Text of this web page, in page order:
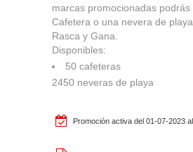
marcas promocionadas podrás
Cafetera o una nevera de
Rasca y Gana.
Disponibles:
50 cafeteras
2450 neveras de playa
Promoción activa del 01-07-2023
menos visitadas, y cómo los
Toda la información que recogen
agregada y, por lo tanto, es anónima.
Cookies Utilizadas:
_ga, _gat, _gatUA, _gid, _dc_gtm_UA
Las cookies indicadas son